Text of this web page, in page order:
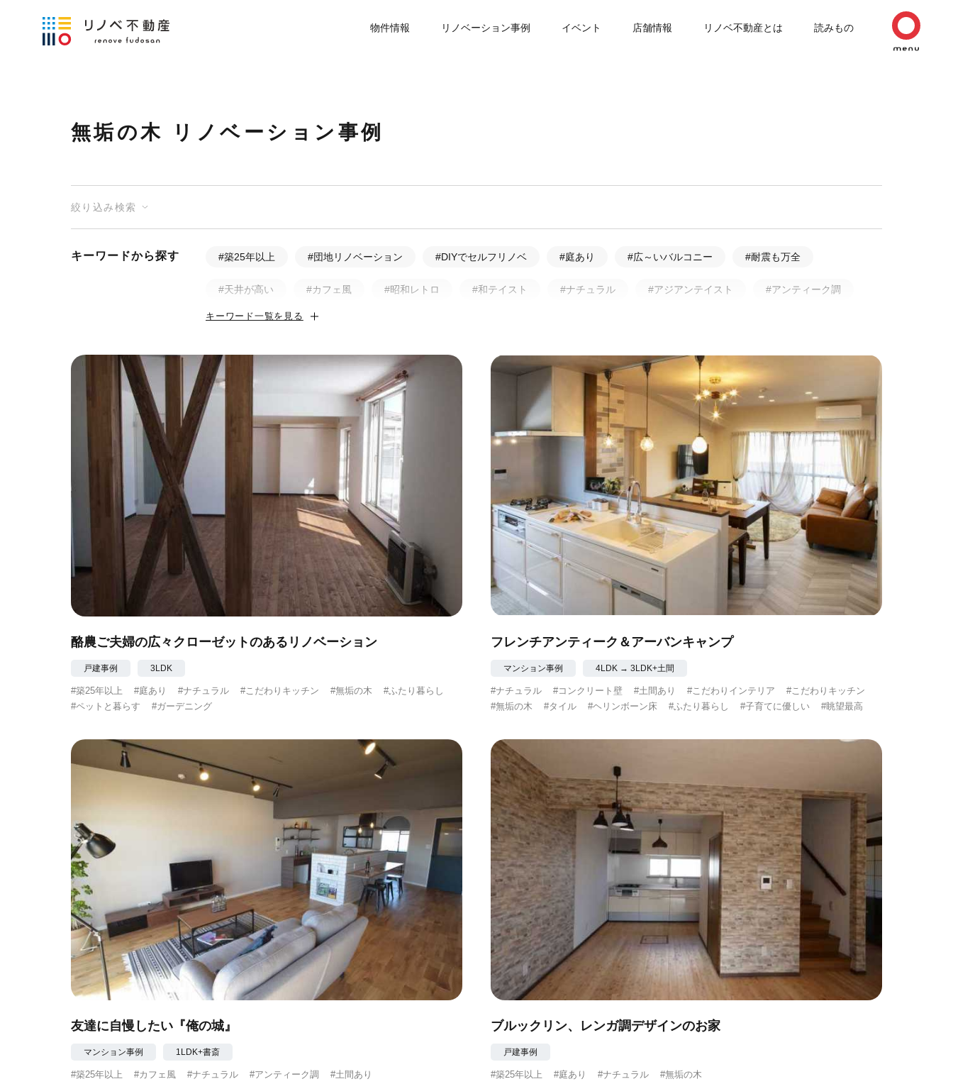
物件情報 リノベーション事例 イベント 店舗情報 リノベ不動産とは 読みもの
無垢の木 リノベーション事例
絞り込み検索
キーワードから探す #築25年以上 #団地リノベーション #DIYでセルフリノベ #庭あり #広～いバルコニー #耐震も万全
#天井が高い #カフェ風 #昭和レトロ #和テイスト #ナチュラル #アジアンテイスト #アンティーク調
#ハンモック #コンクリート壁
#自転車収納 #作り付けの家具 #あえて古材 #黒板 #無垢の木 #タイル #壁一面本棚 #ヘリンボーン床
#ひとり暮らし #ふたり暮らし #スローライフ #自宅で仕事 #ペットと暮らす
#ガーデニング #都心に暮らす #眺望最高 #水辺の住まい #緑がいっぱい #300万円以下
キーワード一覧を見る
酪農ご夫婦の広々クローゼットのあるリノベーション
戸建事例 3LDK
#築25年以上 #庭あり #ナチュラル #こだわりキッチン #無垢の木
#ふたり暮らし
#ペットと暮らす
#ガーデニング
フレンチアンティーク＆アーバンキャンプ
マンション事例 4LDK → 3LDK+土間
#ナチュラル #コンクリート壁 #土間あり #こだわりインテリア
#こだわりキッチン
#無垢の木
#タイル #ヘリンボーン床 #ふたり暮らし #子育てに優しい #眺望最高
友達に自慢したい『俺の城』
マンション事例 1LDK+書斎
#築25年以上 #カフェ風 #ナチュラル #アンティーク調
#土間あり
ブルックリン、レンガ調デザインのお家
戸建事例
#築25年以上 #庭あり #ナチュラル #無垢の木